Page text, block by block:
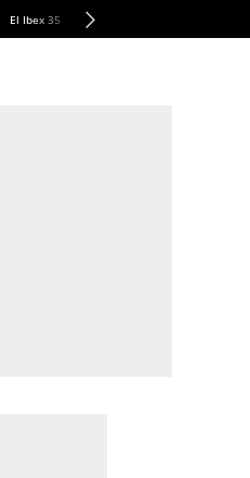
El Ibex 35 Llamadas de alerta Sánchez